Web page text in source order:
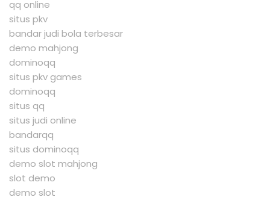
qq online
situs pkv
bandar judi bola terbesar
demo mahjong
dominoqq
situs pkv games
dominoqq
situs qq
situs judi online
bandarqq
situs dominoqq
demo slot mahjong
slot demo
demo slot